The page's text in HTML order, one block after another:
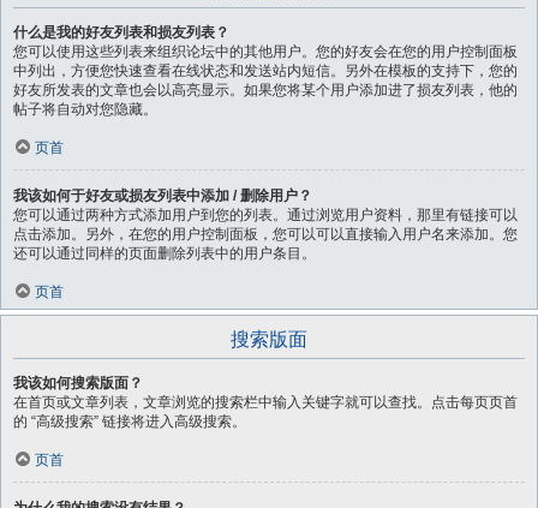
什么是我的好友列表和损友列表？
您可以使用这些列表来组织论坛中的其他用户。您的好友会在您的用户控制面板
中列出，方便您快速查看在线状态和发送站内短信。另外在模板的支持下，您的
好友所发表的文章也会以高亮显示。如果您将某个用户添加进了损友列表，他的
帖子将自动对您隐藏。
页首
我该如何于好友或损友列表中添加 / 删除用户？
您可以通过两种方式添加用户到您的列表。通过浏览用户资料，那里有链接可以
点击添加。另外，在您的用户控制面板，您可以可以直接输入用户名来添加。您
还可以通过同样的页面删除列表中的用户条目。
页首
搜索版面
我该如何搜索版面？
在首页或文章列表，文章浏览的搜索栏中输入关键字就可以查找。点击每页页首
的 “高级搜索” 链接将进入高级搜索。
页首